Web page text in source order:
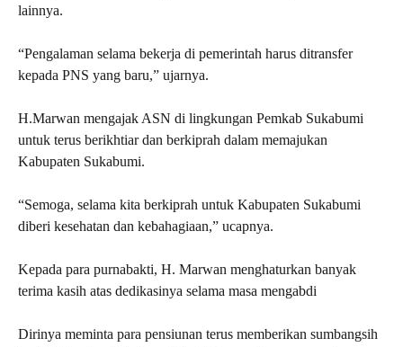
lainnya.
“Pengalaman selama bekerja di pemerintah harus ditransfer
kepada PNS yang baru,” ujarnya.
H.Marwan mengajak ASN di lingkungan Pemkab Sukabumi
untuk terus berikhtiar dan berkiprah dalam memajukan
Kabupaten Sukabumi.
“Semoga, selama kita berkiprah untuk Kabupaten Sukabumi
diberi kesehatan dan kebahagiaan,” ucapnya.
Kepada para purnabakti, H. Marwan menghaturkan banyak
terima kasih atas dedikasinya selama masa mengabdi
Dirinya meminta para pensiunan terus memberikan sumbangsih